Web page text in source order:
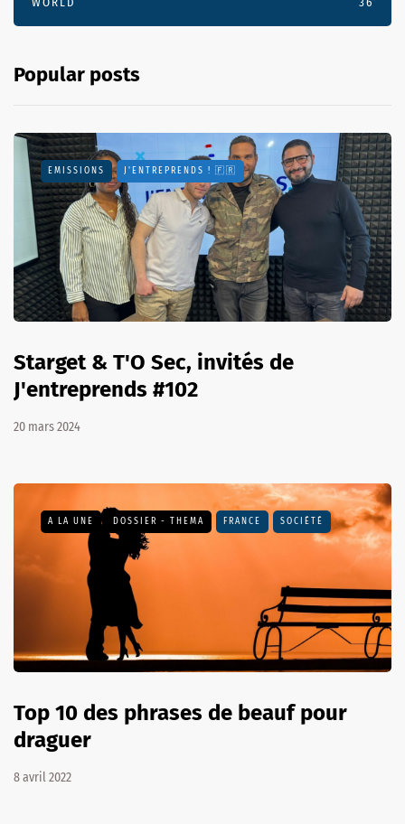
Popular posts
EMISSIONS J'ENTREPRENDS ! 🇫🇷
Starget & T'O Sec, invités de
J'entreprends #102
20 mars 2024
A LA UNE DOSSIER - THEMA FRANCE SOCIÉTÉ
Top 10 des phrases de beauf pour
draguer
8 avril 2022